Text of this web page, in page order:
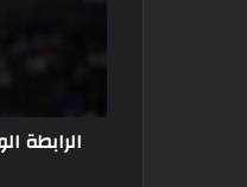
انتقاد
الحكام